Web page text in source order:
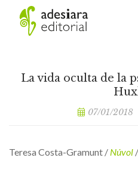
La vida oculta de la
07/01/2018
Teresa Costa-Gramunt / Núvol